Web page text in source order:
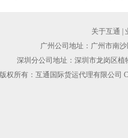
关于互通
广州公司地址：广州市南
深圳分公司地址：深圳市龙岗区植
版权所有：互通国际货运代理有限公司